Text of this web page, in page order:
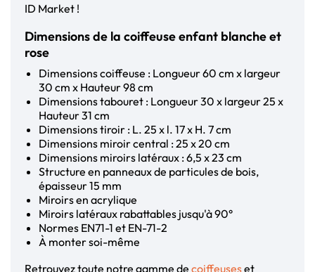
ID Market !
Dimensions de la coiffeuse enfant blanche et
rose
Dimensions coiffeuse : Longueur 60 cm x largeur
30 cm x Hauteur 98 cm
Dimensions tabouret : Longueur 30 x largeur 25 x
Hauteur 31 cm
Dimensions tiroir : L. 25 x l. 17 x H. 7 cm
Dimensions miroir central : 25 x 20 cm
Dimensions miroirs latéraux : 6,5 x 23 cm
Structure en panneaux de particules de bois,
épaisseur 15 mm
Miroirs en acrylique
Miroirs latéraux rabattables jusqu'à 90°
Normes EN71-1 et EN-71-2
À monter soi-même
Retrouvez toute notre gamme de coiffeuseset